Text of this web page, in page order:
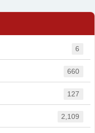
6
660
127
2,109